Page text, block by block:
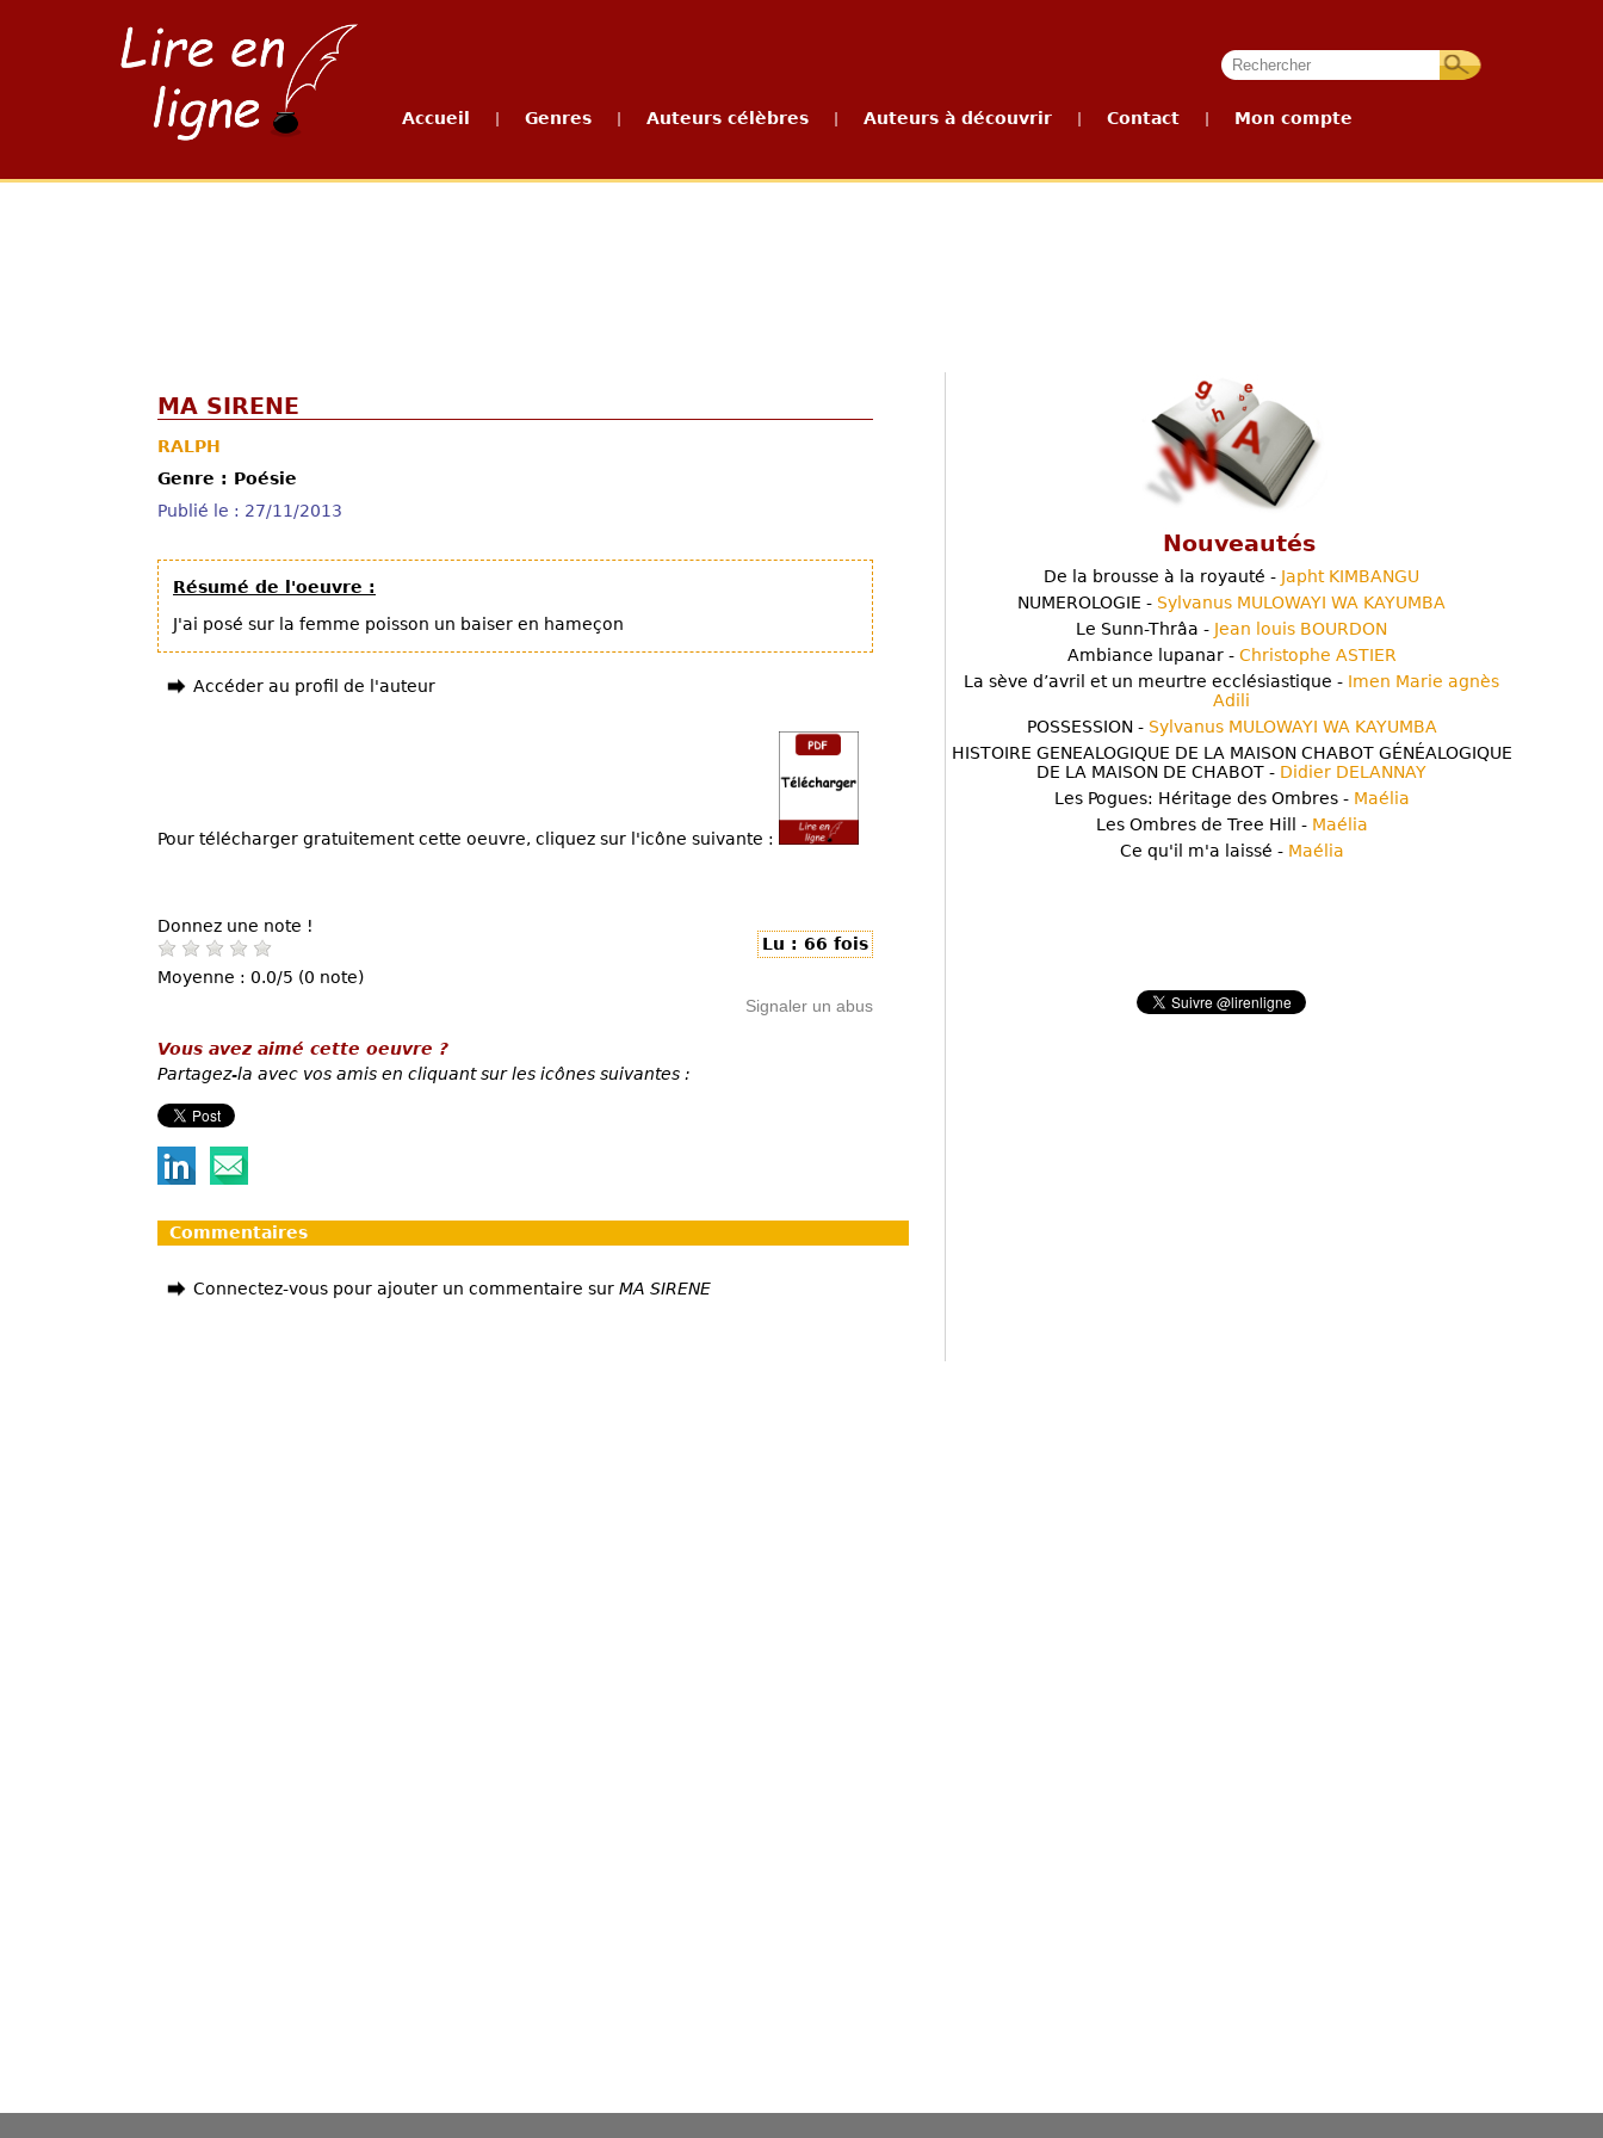
Accueil Genres Auteurs célèbres Auteurs à découvrir Contact Mon compte
MA SIRENE
RALPH
Genre : Poésie
Publié le : 27/11/2013
Résumé de l'oeuvre :
J'ai posé sur la femme poisson un baiser en hameçon
Accéder au profil de l'auteur
Pour télécharger gratuitement cette oeuvre, cliquez sur l'icône suivante :
Donnez une note !
Moyenne : 0.0/5 (0 note)
Lu : 66 fois
Signaler un abus
Vous avez aimé cette oeuvre ?
Partagez-la avec vos amis en cliquant sur les icônes suivantes :
Commentaires
Connectez-vous pour ajouter un commentaire sur MA SIRENE
Nouveautés
De la brousse à la royauté - Japht KIMBANGU
NUMEROLOGIE - Sylvanus MULOWAYI WA KAYUMBA
Le Sunn-Thrâa - Jean louis BOURDON
Ambiance lupanar - Christophe ASTIER
La sève d’avril et un meurtre ecclésiastique - Imen Marie agnès
Adili
POSSESSION - Sylvanus MULOWAYI WA KAYUMBA
HISTOIRE GENEALOGIQUE DE LA MAISON CHABOT GÉNÉALOGIQUE
DE LA MAISON DE CHABOT - Didier DELANNAY
Les Pogues: Héritage des Ombres - Maélia
Les Ombres de Tree Hill - Maélia
Ce qu'il m'a laissé - Maélia